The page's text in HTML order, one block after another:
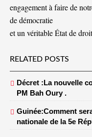
engagement à faire de
de démocratie
et un véritable État de
RELATED POSTS
Décret :La nouvelle
PM Bah Oury .
Guinée:Comment
nationale de la 5e